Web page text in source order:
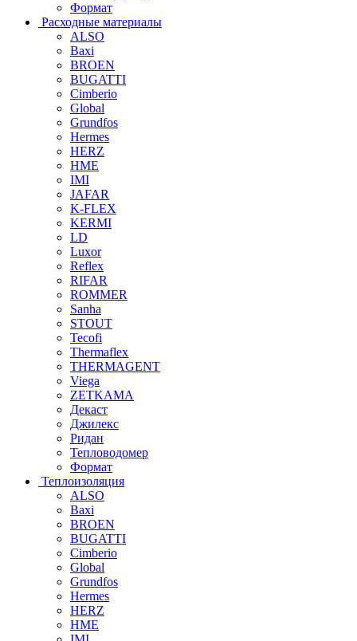
Формат
Расходные материалы
ALSO
Baxi
BROEN
BUGATTI
Cimberio
Global
Grundfos
Hermes
HERZ
HME
IMI
JAFAR
K-FLEX
KERMI
LD
Luxor
Reflex
RIFAR
ROMMER
Sanha
STOUT
Tecofi
Thermaflex
THERMAGENT
Viega
ZETKAMA
Декаст
Джилекс
Ридан
Тепловодомер
Формат
Теплоизоляция
ALSO
Baxi
BROEN
BUGATTI
Cimberio
Global
Grundfos
Hermes
HERZ
HME